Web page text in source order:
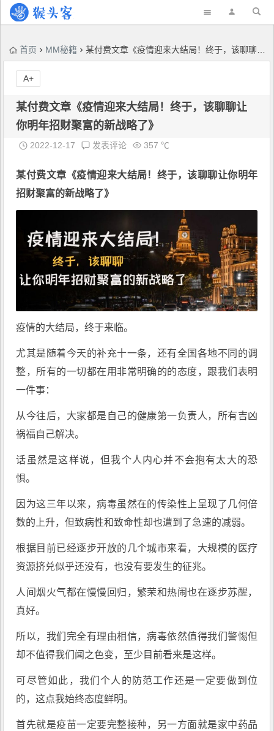
首页 MM秘籍 某付费文章《疫情迎来大结局！终于，该聊聊让你明年招财聚富的新战略了》
某付费文章《疫情迎来大结局！终于，该聊聊让
你明年招财聚富的新战略了》
2022-12-17 发表评论 357 ℃
某付费文章《疫情迎来大结局！终于，该聊聊让你明年
招财聚富的新战略了》
疫情的大结局，终于来临。
尤其是随着今天的补充十一条，还有全国各地不同的调
整，所有的一切都在用非常明确的的态度，跟我们表明
一件事：
从今往后，大家都是自己的健康第一负责人，所有吉凶
祸福自己解决。
话虽然是这样说，但我个人内心并不会抱有太大的恐
惧。
因为这三年以来，病毒虽然在的传染性上呈现了几何倍
数的上升，但致病性和致命性却也遭到了急速的减弱。
根据目前已经逐步开放的几个城市来看，大规模的医疗
资源挤兑似乎还没有，也没有要发生的征兆。
人间烟火气都在慢慢回归，繁荣和热闹也在逐步苏醒，
真好。
所以，我们完全有理由相信，病毒依然值得我们警惕但
却不值得我们闻之色变，至少目前看来是这样。
可尽管如此，我们个人的防范工作还是一定要做到位
的，这点我始终态度鲜明。
首先就是疫苗一定要完整接种，另一方面就是家中药品
A+